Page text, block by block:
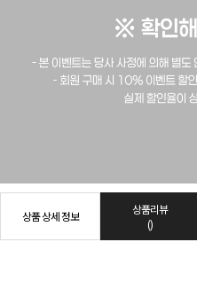
상품 상세 정보
상품리뷰
()